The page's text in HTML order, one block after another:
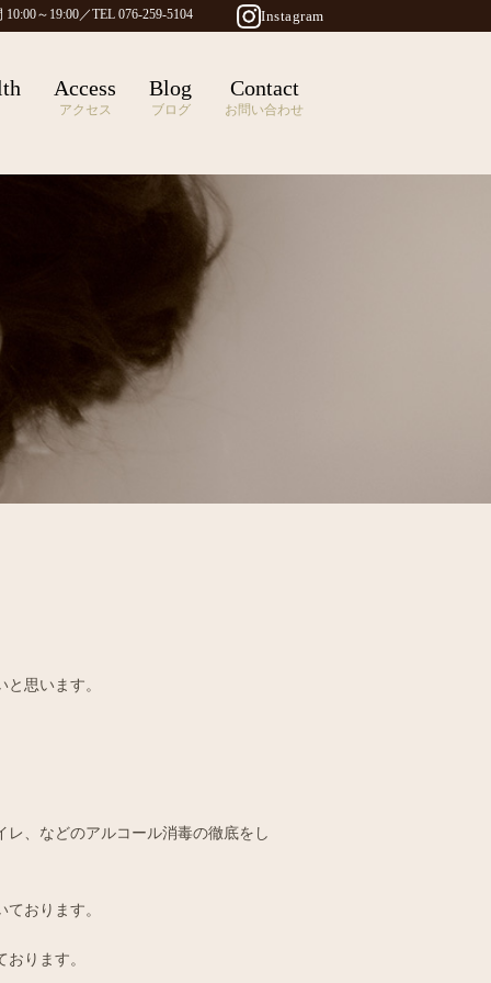
10:00～19:00／TEL 076-259-5104 Instagram
Access
アクセス
Blog
ブログ
Contact
お問い合わせ
思います。
、などのアルコール消毒の徹底をし
おります。
ります。